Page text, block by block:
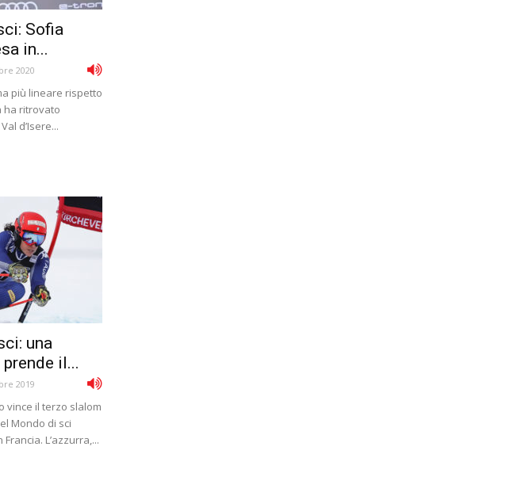
Sofia
in...
2020
più lineare rispetto
ha ritrovato
d’Isere...
una
il...
2019
vince il terzo slalom
Mondo di sci
L’azzurra,...